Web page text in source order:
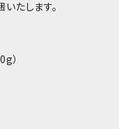
たします。
）